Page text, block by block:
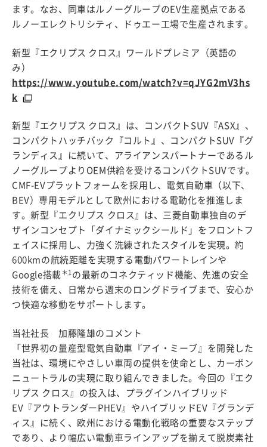
ます。なお、同車はルノーグループのEV生産拠点である
ルノーエレクトリシティ、ドゥエー工場で生産されます。
新型『エクリプス クロス』ワールドプレミア（英語の
み）
https://www.youtube.com/watch?v=qJYG2mV3hs
k
新型『エクリプス クロス』は、コンパクトSUV『ASX』、
コンパクトハッチバック『コルト』、コンパクトSUV『グ
ランディス』に続いて、アライアンスパートナーであるル
ノーグループよりOEM供給を受けるコンパクトSUVです。
CMF-EVプラットフォームを採用し、電気自動車（以下、
BEV）専用モデルとして欧州における電動化を推進しま
す。新型『エクリプス クロス』は、三菱自動車独自のデ
ザインコンセプト「ダイナミックシールド」をフロントフ
ェイスに採用し、力強く洗練されたスタイルを実現。約
600kmの航続距離を実現する電動パワートレインや
Google搭載 ＊1 の最新のコネクティッド機能、先進の安全
技術を備え、日常から週末のロングドライブまで、安心か
つ快適な移動をサポートします。
当社社長 加藤隆雄のコメント
「世界初の量産型電気自動車『アイ・ミーブ』を開発した
当社は、環境にやさしい車両の提供を使命とし、カーボン
ニュートラルの実現に取り組んできました。今回の『エク
リプス クロス』の投入は、プラグインハイブリッド
EV『アウトランダーPHEV』やハイブリッドEV『グランデ
ィス』に続く、欧州における電動化戦略の重要なステップ
であり、より幅広い電動車ラインアップを揃えて脱炭素社